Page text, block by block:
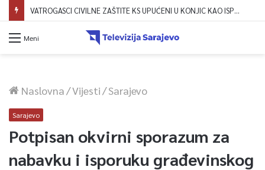
VATROGASCI CIVILNE ZAŠTITE KS UPUĆENI U KONJIC KAO ISPOMOĆ U GAŠENJU POŽARA
Meni
Naslovna/Vijesti/Sarajevo
Sarajevo
Potpisan okvirni sporazum za
nabavku i isporuku građevinskog